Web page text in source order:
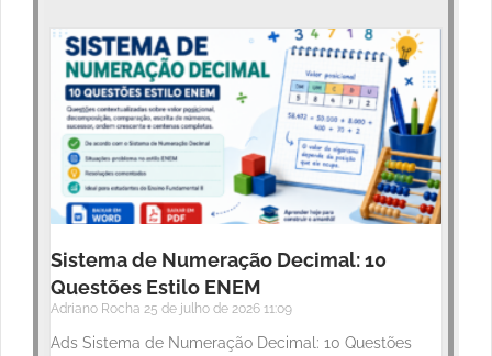
Sistema de Numeração Decimal: 10
Questões Estilo ENEM
Adriano Rocha 25 de julho de 2026 11:09
Ads Sistema de Numeração Decimal: 10 Questões